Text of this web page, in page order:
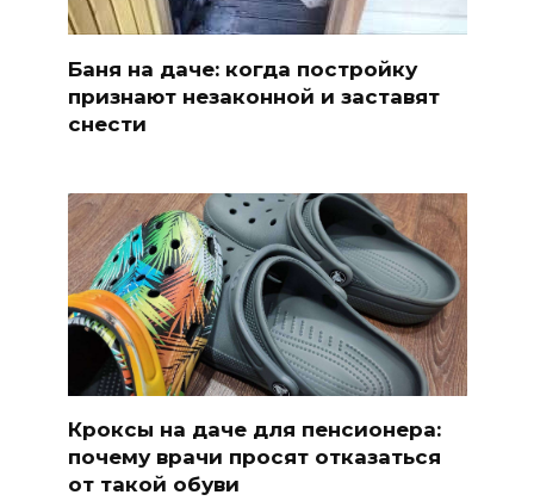
Баня на даче: когда постройку
признают незаконной и заставят
снести
Кроксы на даче для пенсионера:
почему врачи просят отказаться
от такой обуви